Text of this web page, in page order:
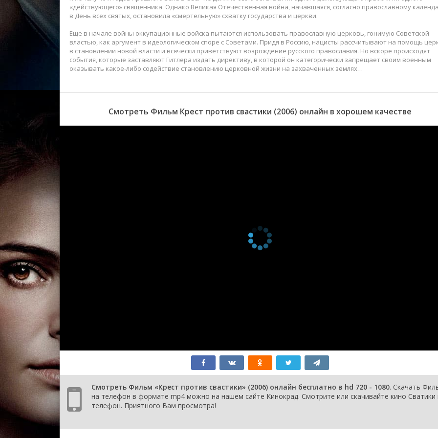
«действующего» священника. Однако Великая Отечественная война, начавшаяся, согласно православному
в День всех святых, остановила «смертельную» схватку государства и церкви.
Еще в начале войны оккупационные войска пытаются использовать православную церковь, гонимую Советской
властью, как аргумент в идеологическом споре с Советами. Придя в Россию, нацисты рассчитывают на помощь
в становлении новой власти и всячески приветствуют возрождение русского православия. Но вскоре происходят
события, которые заставляют Гитлера издать директиву, в которой он категорически запрещает своим военным
оказывать какое-либо содействие становлению церковной жизни на захваченных землях…
Смотреть Фильм Крест против свастики (2006) онлайн в хорошем качестве
Смотреть Фильм «Крест против свастики» (2006) онлайн бесплатно в hd 720 - 1080. Скачать
на телефон в формате mp4 можно на нашем сайте Кинокрад. Смотрите или скачивайте кино Сватики
телефон. Приятного Вам просмотра!